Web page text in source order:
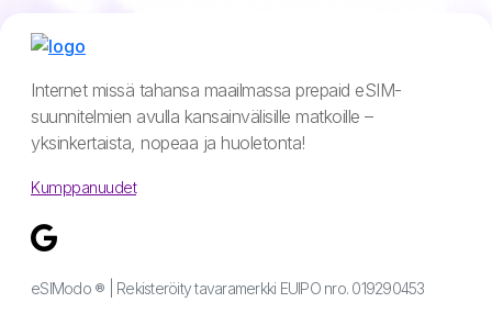
Internet missä tahansa maailmassa prepaid eSIM-
suunnitelmien avulla kansainvälisille matkoille –
yksinkertaista, nopeaa ja huoletonta!
Kumppanuudet
eSIModo ® | Rekisteröity tavaramerkki EUIPO nro. 019290453